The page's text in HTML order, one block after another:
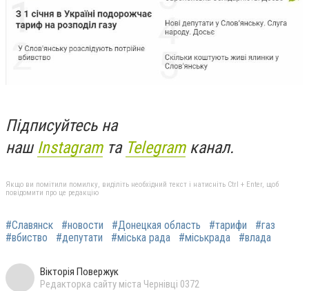
Підписуйтесь на
наш Instagramта Telegramканал.
Якщо ви помітили помилку, виділіть необхідний текст і натисніть Ctrl + Enter, щоб
повідомити про це редакцію
#Славянск #новости #Донецкая область #тарифи
#газ
#вбиство
#депутати #міська рада #міськрада #влада
Вікторія Повержук
Редакторка сайту міста Чернівці 0372